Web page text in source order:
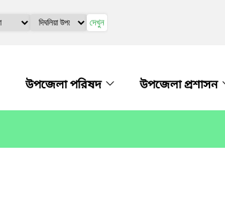
দেখুন
উপজেলা পরিষদ উপজেলা প্রশাসন